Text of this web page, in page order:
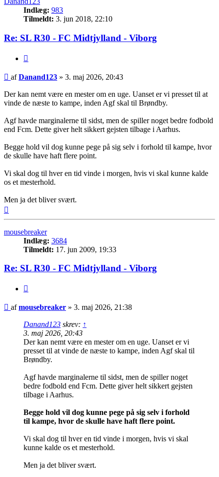
Indlæg: 983
Tilmeldt: 3. jun 2018, 22:10
Re: SL R30 - FC Midtjylland - Viborg
Indlæg
afDanand123 » 3. maj 2026, 20:43
Der kan nemt være en mester om en uge. Uanset er vi presset til at
vinde de næste to kampe, inden Agf skal til Brøndby.
Agf havde marginalerne til sidst, men de spiller noget bedre fodbold
end Fcm. Dette giver helt sikkert gejsten tilbage i Aarhus.
Begge hold vil dog kunne pege på sig selv i forhold til kampe, hvor
de skulle have haft flere point.
Vi skal dog til hver en tid vinde i morgen, hvis vi skal kunne kalde
os et mesterhold.
Men ja det bliver svært.
mousebreaker
Indlæg: 3684
Tilmeldt: 17. jun 2009, 19:33
Re: SL R30 - FC Midtjylland - Viborg
Indlæg
afmousebreaker » 3. maj 2026, 21:38
Danand123 skrev: ↑
3. maj 2026, 20:43
Der kan nemt være en mester om en uge. Uanset er vi
presset til at vinde de næste to kampe, inden Agf skal til
Brøndby.
Agf havde marginalerne til sidst, men de spiller noget
bedre fodbold end Fcm. Dette giver helt sikkert gejsten
tilbage i Aarhus.
Begge hold vil dog kunne pege på sig selv i forhold
til kampe, hvor de skulle have haft flere point.
Vi skal dog til hver en tid vinde i morgen, hvis vi skal
kunne kalde os et mesterhold.
Men ja det bliver svært.